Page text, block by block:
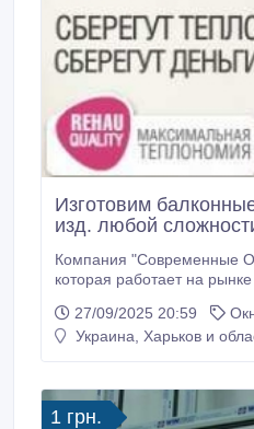
Изготовим
изд. любой
Компания "Современные
которая работает на рынке
сложности, цвета и конфигурации от
производителя. Работаем
сложности.
27/09/2025 20:59
Украина, Харьков и
1 грн.